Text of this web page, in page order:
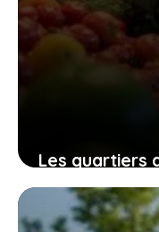
Les quartiers
particularités
Hautepierre,